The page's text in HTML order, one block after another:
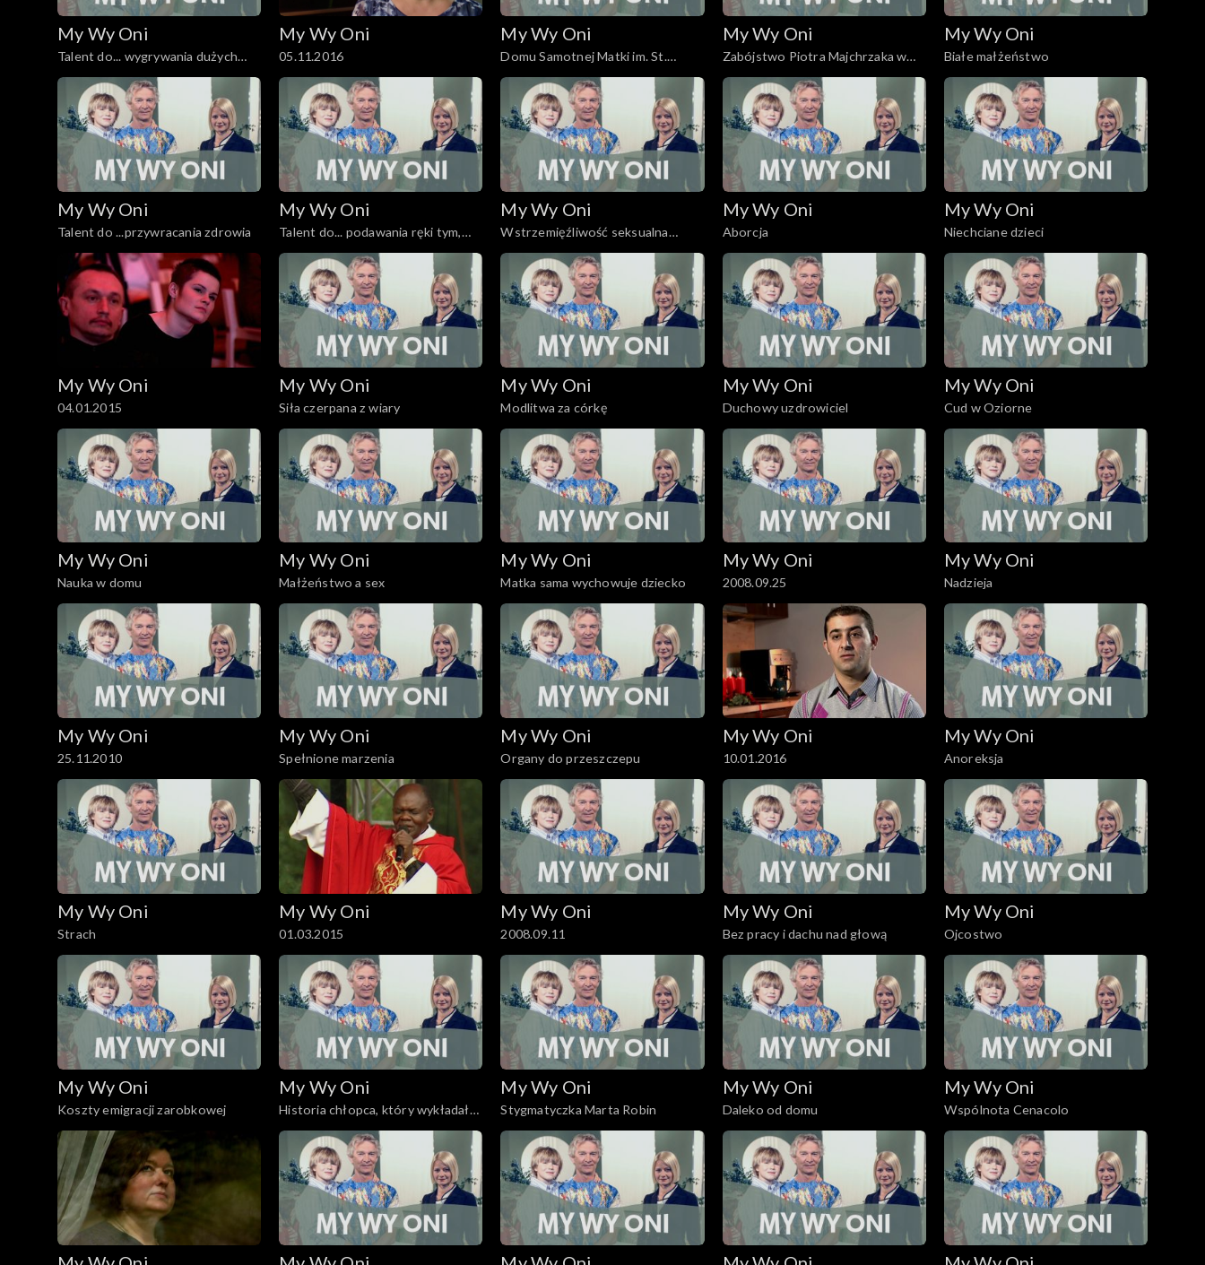
My Wy Oni
Talent do... wygrywania dużych
pieniędzy
My Wy Oni
05.11.2016
My Wy Oni
Domu Samotnej Matki im. St.
Leszczyńskiej
My Wy Oni
Zabójstwo Piotra Majchrzaka w
stanie wojennym
My Wy Oni
Białe małżeństwo
My Wy Oni
Talent do ...przywracania zdrowia
My Wy Oni
Talent do... podawania ręki tym,
którzy upadli
My Wy Oni
Wstrzemięźliwość seksualna
wśród młodzieży
My Wy Oni
Aborcja
My Wy Oni
Niechciane dzieci
My Wy Oni
04.01.2015
My Wy Oni
Siła czerpana z wiary
My Wy Oni
Modlitwa za córkę
My Wy Oni
Duchowy uzdrowiciel
My Wy Oni
Cud w Oziorne
My Wy Oni
Nauka w domu
My Wy Oni
Małżeństwo a sex
My Wy Oni
Matka sama wychowuje dziecko
My Wy Oni
2008.09.25
My Wy Oni
Nadzieja
My Wy Oni
25.11.2010
My Wy Oni
Spełnione marzenia
My Wy Oni
Organy do przeszczepu
My Wy Oni
10.01.2016
My Wy Oni
Anoreksja
My Wy Oni
Strach
My Wy Oni
01.03.2015
My Wy Oni
2008.09.11
My Wy Oni
Bez pracy i dachu nad głową
My Wy Oni
Ojcostwo
My Wy Oni
Koszty emigracji zarobkowej
My Wy Oni
Historia chłopca, który wykładał
filozofię
My Wy Oni
Stygmatyczka Marta Robin
My Wy Oni
Daleko od domu
My Wy Oni
Wspólnota Cenacolo